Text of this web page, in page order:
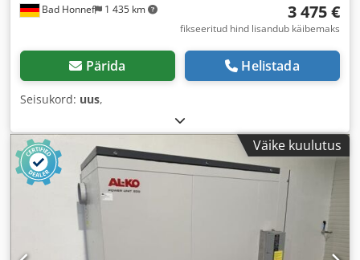
Bad Honnef 1 435 km 3 475 €
fikseeritud hind lisandub käibemaks
Pärida Helistada
Seisukord: uus,
Väike kuulutus